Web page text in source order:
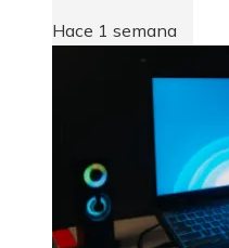
Hace 1 semana